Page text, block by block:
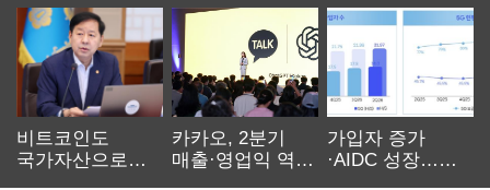
비트코인도
국가자산으로…'
카카오, 2분기
매출·영업익 역대
가입자 증가
·AIDC 성장…